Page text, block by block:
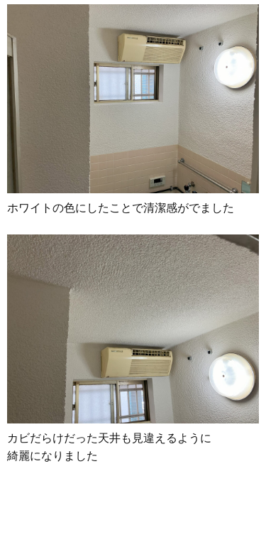
ホワイトの色にしたことで清潔感がでました
カビだらけだった天井も見違えるように
綺麗になりました